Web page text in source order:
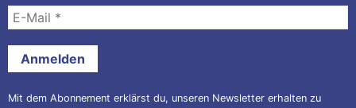
Mail
Mit dem Abonnement erklärst du, unseren Newsletter erhalten zu